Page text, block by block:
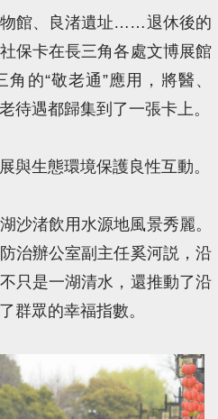
館、良渚遺址……退休後的
保卡在長三角各處文博展館
的“敬老通”應用，將醫、
待遇都歸集到了一張卡上。
生態環境保護良性互動。
沙渚飲用水源地風景秀麗。
治辦公室副主任奚河説，沿
只是一湖清水，還推動了沿
群眾的幸福指數。